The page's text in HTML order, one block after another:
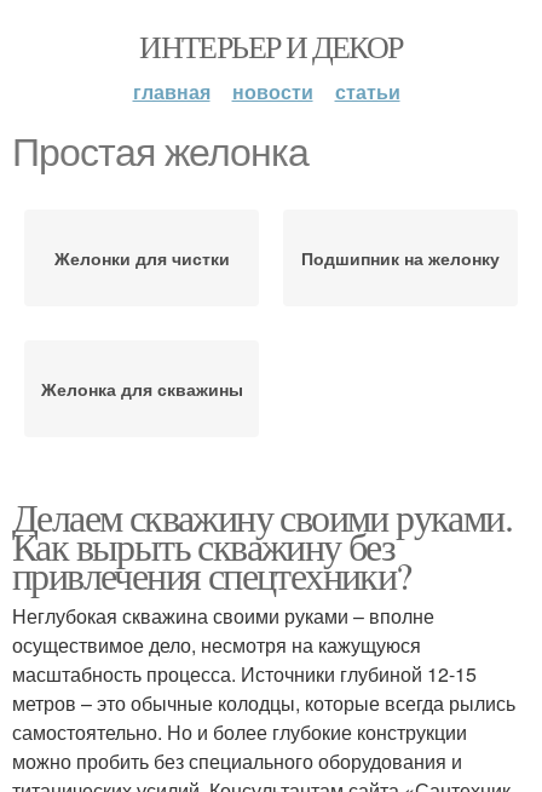
ИНТЕРЬЕР И ДЕКОР
главная новости статьи
Простая желонка
Желонки для чистки Подшипник на желонку
Желонка для скважины
Делаем скважину своими руками.
Как вырыть скважину без
привлечения спецтехники?
Неглубокая скважина своими руками – вполне
осуществимое дело, несмотря на кажущуюся
масштабность процесса. Источники глубиной 12-15
метров – это обычные колодцы, которые всегда рылись
самостоятельно. Но и более глубокие конструкции
можно пробить без специального оборудования и